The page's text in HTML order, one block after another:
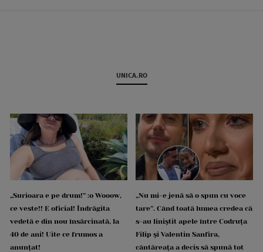
UNICA.RO
„Surioara e pe drum!” :o Wooow,
ce veste!! E oficial! Îndrăgita
vedetă e din nou însărcinată, la
40 de ani! Uite ce frumos a
anunțat!
„Nu mi-e jenă să o spun cu voce
tare”. Când toată lumea credea că
s-au liniștit apele între Codruța
Filip și Valentin Sanfira,
cântăreața a decis să spună tot